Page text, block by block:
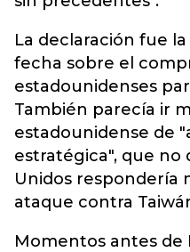
La declaración fue
fecha sobre el
estadounidenses
También parecía ir
estadounidense de
estratégica", que no
Unidos respondería
ataque contra
Momentos antes de